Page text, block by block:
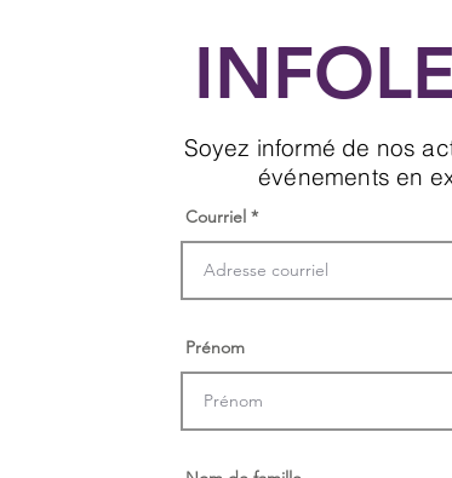
Soyez informé de nos
événements en
Courriel
Prénom